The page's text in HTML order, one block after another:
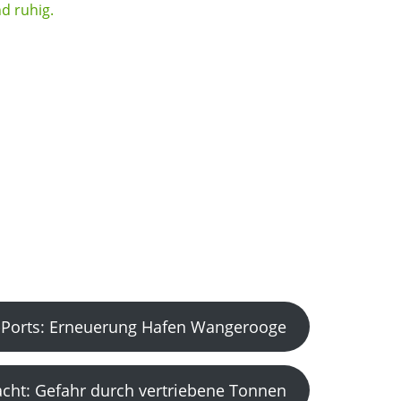
Erneuerung Hafen Wangerooge
Gefahr durch vertriebene Tonnen